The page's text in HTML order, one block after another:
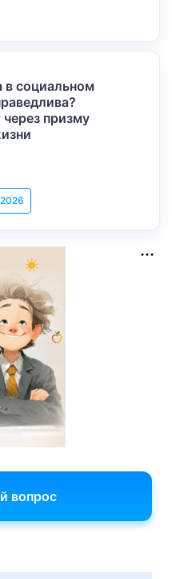
в социальном
призму
вопрос